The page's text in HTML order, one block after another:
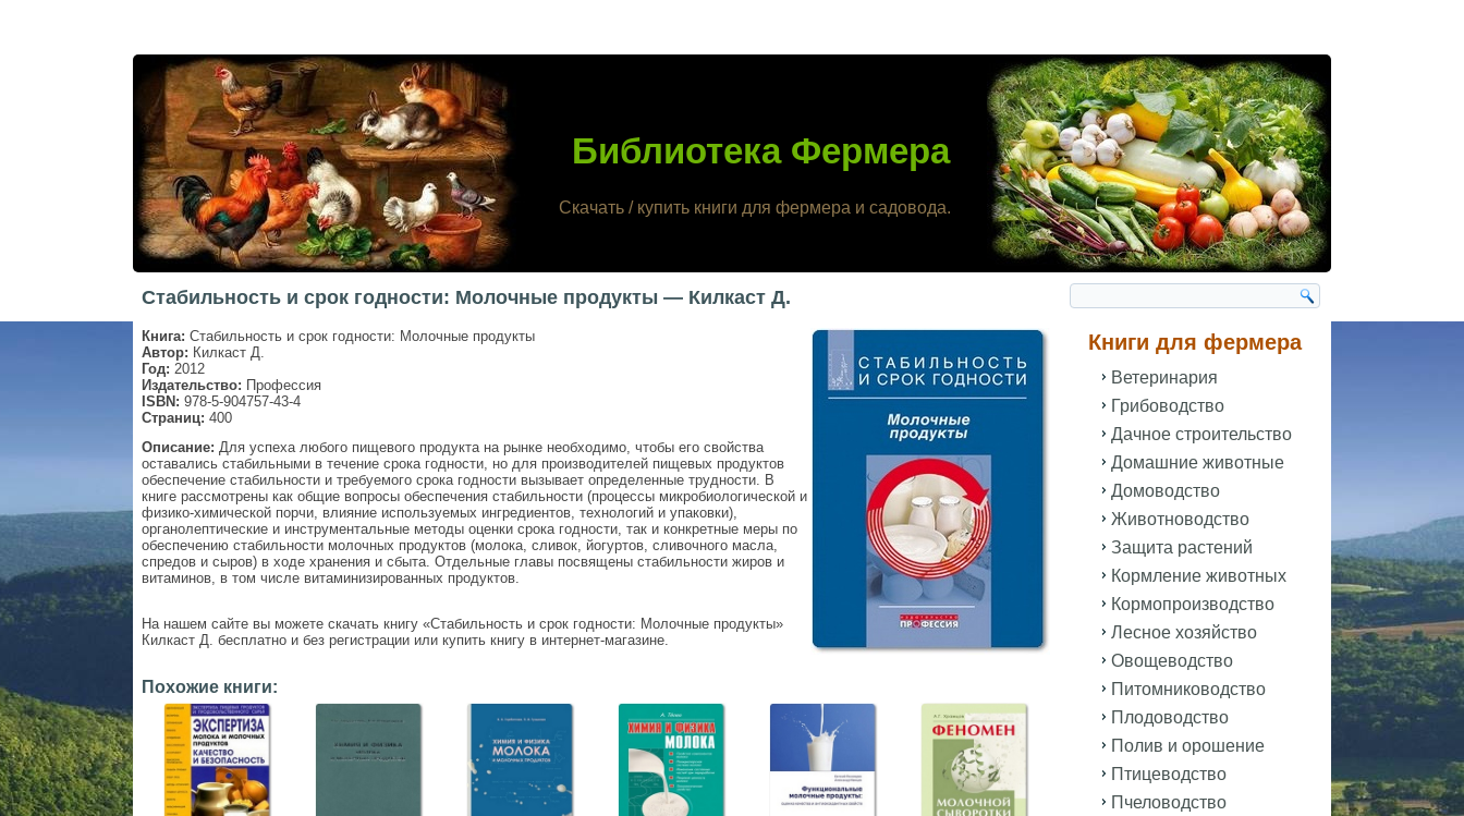
Библиотека Фермера
Скачать / купить книги для фермера и садовода.
Стабильность и срок годности: Молочные продукты — Килкаст Д.
Книга: Стабильность и срок годности: Молочные продукты
Автор: Килкаст Д.
Год: 2012
Издательство: Профессия
ISBN: 978-5-904757-43-4
Страниц: 400
Описание: Для успеха любого пищевого продукта на рынке необходимо, чтобы его свойства
оставались стабильными в течение срока годности, но для производителей пищевых продуктов
обеспечение стабильности и требуемого срока годности вызывает определенные трудности. В
книге рассмотрены как общие вопросы обеспечения стабильности (процессы микробиологической и
физико-химической порчи, влияние используемых ингредиентов, технологий и упаковки),
органолептические и инструментальные методы оценки срока годности, так и конкретные меры по
обеспечению стабильности молочных продуктов (молока, сливок, йогуртов, сливочного масла,
спредов и сыров) в ходе хранения и сбыта. Отдельные главы посвящены стабильности жиров и
витаминов, в том числе витаминизированных продуктов.
На нашем сайте вы можете скачать книгу «Стабильность и срок годности: Молочные продукты»
Килкаст Д. бесплатно и без регистрации или купить книгу в интернет-магазине.
Похожие книги:
Книги для фермера
Ветеринария
Грибоводство
Дачное строительство
Домашние животные
Домоводство
Животноводство
Защита растений
Кормление животных
Кормопроизводство
Лесное хозяйство
Овощеводство
Питомниководство
Плодоводство
Полив и орошение
Птицеводство
Пчеловодство